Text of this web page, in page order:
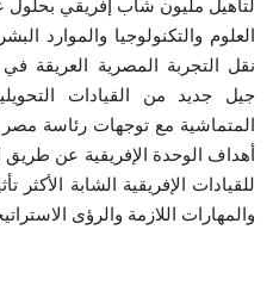
الفيديوهات
الرعاة
الشركاء
Gallery
العلوم والتكنولوجيا والموارد
نقل التجربة المصرية العريقة
جيل جديد من القيادات
المتماشية مع توجهات رئاسة مصر
أهداف الوحدة الإفريقية عن طريق
للقيادات الإفريقية الشابة الأكثر
والمهارات اللازمة والرؤى